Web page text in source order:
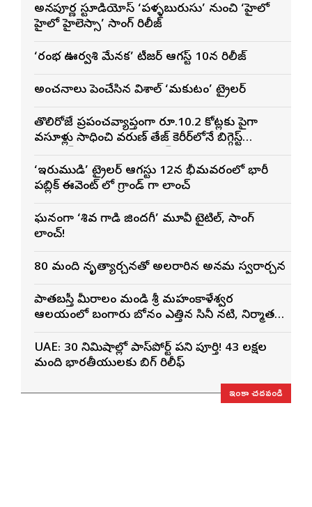
అన్నపూర్ణ స్టూడియోస్ ‘పళ్ళబురుసు’ నుంచి ‘హైలో
హైలో హైలెస్సా’ సాంగ్ రిలీజ్
‘రంభ ఊర్వశి మేనక’ టీజర్ ఆగస్ట్ 10న రిలీజ్
అంచనాలు పెంచేసిన విశాల్ ‘మకుటం’ ట్రైలర్
తొలిరోజే ప్రపంచవ్యాప్తంగా రూ.10.2 కోట్లకు పైగా
వసూళ్లు సాధించి వరుణ్ తేజ్ కెరీర్‌లోనే బిగ్గెస్ట్
‘ఇరుముడి’ ట్రైలర్ ఆగస్టు 12న భీమవరంలో భారీ
పబ్లిక్ ఈవెంట్ లో గ్రాండ్ గా లాంచ్
ఘనంగా ‘శివ గాడి జింద‌గీ’ మూవీ టైటిల్, సాంగ్
లాంచ్!
80 మంది నృత్యార్చనతో అలరారిన అన్నమ స్వరార్చన
పాతబస్తీ మీరాలం మండి శ్రీ మహంకాళేశ్వర
ఆలయంలో బంగారు బోనం ఎత్తిన సినీ నటి, నిర్మాత
UAE: 30 నిమిషాల్లో పాస్‌పోర్ట్ పని పూర్తి! 43 లక్షల
మంది భారతీయులకు బిగ్ రిలీఫ్
ఇంకా చదవండి